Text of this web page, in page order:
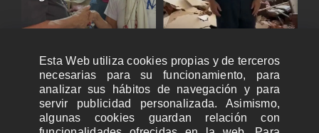
Esta Web utiliza cookies propias y de terceros
necesarias para su funcionamiento, para
analizar sus hábitos de navegación y para
servir publicidad personalizada. Asimismo,
algunas cookies guardan relación con